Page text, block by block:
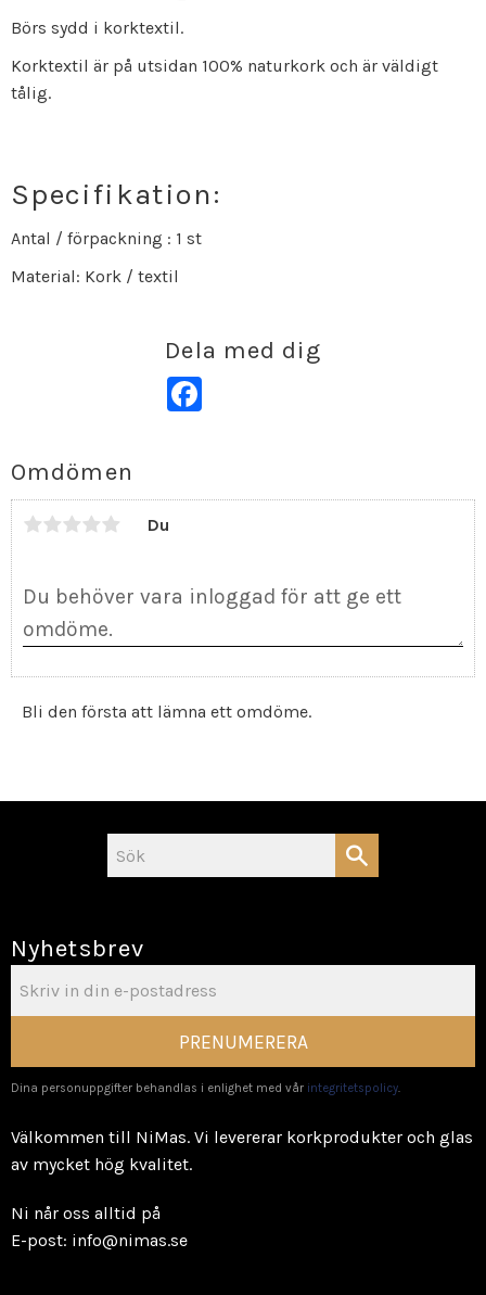
Börs sydd i korktextil.
Korktextil är på utsidan 100% naturkork och är väldigt
tålig.
Specifikation:
Antal / förpackning : 1 st
Material: Kork / textil
Dela med dig
Omdömen
Du
Bli den första att lämna ett omdöme.
Nyhetsbrev
PRENUMERERA
Dina personuppgifter behandlas i enlighet med vår integritetspolicy.
Välkommen till NiMas. Vi levererar korkprodukter och glas
av mycket hög kvalitet.
Ni når oss alltid på
E-post: info@nimas.se